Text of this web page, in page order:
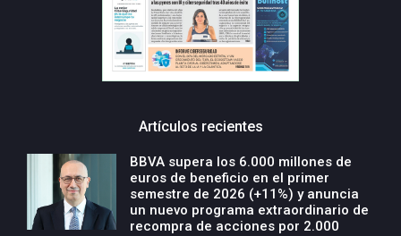
Artículos recientes
BBVA supera los 6.000 millones de
euros de beneficio en el primer
semestre de 2026 (+11%) y anuncia
un nuevo programa extraordinario de
recompra de acciones por 2.000